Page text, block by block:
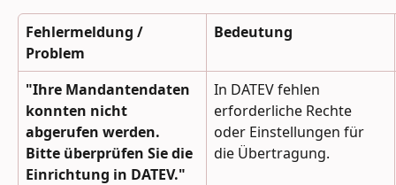
Fehlermeldung /
Problem
Bedeutung
"Ihre Mandantendaten
konnten nicht
abgerufen werden.
Bitte überprüfen Sie die
Einrichtung in DATEV."
In DATEV fehlen
erforderliche Rechte
oder Einstellungen für
die Übertragung.